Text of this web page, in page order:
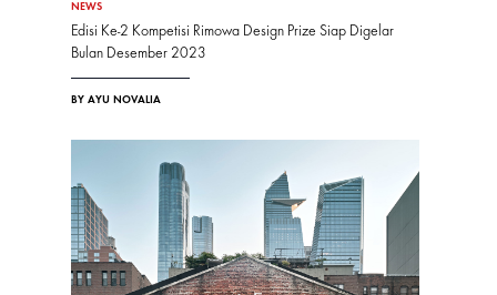
NEWS
Edisi Ke-2 Kompetisi Rimowa Design Prize Siap Digelar
Bulan Desember 2023
BY AYU NOVALIA